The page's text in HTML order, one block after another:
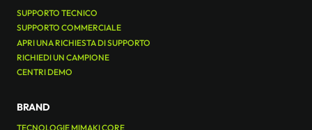
SUPPORTO TECNICO
SUPPORTO COMMERCIALE
APRI UNA RICHIESTA DI SUPPORTO
RICHIEDI UN CAMPIONE
CENTRI DEMO
BRAND
TECNOLOGIE MIMAKI CORE